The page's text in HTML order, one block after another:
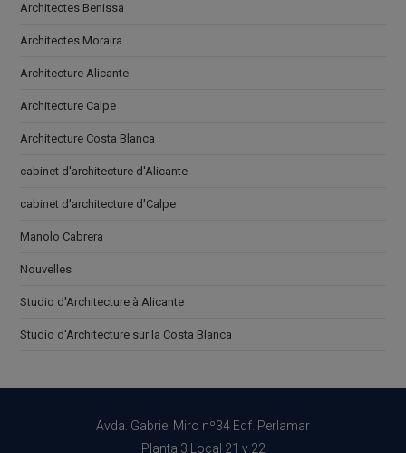
Architectes Benissa
Architectes Moraira
Architecture Alicante
Architecture Calpe
Architecture Costa Blanca
cabinet d'architecture d'Alicante
cabinet d'architecture d'Calpe
Manolo Cabrera
Nouvelles
Studio d'Architecture à Alicante
Studio d'Architecture sur la Costa Blanca
Avda. Gabriel Miro nº34 Edf. Perlamar
Planta 3 Local 21 y 22